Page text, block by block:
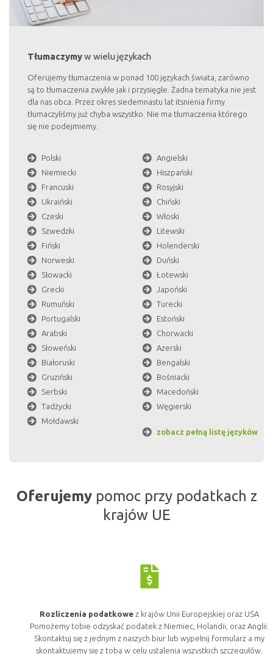
Tłumaczymyw wielu językach
Oferujemy tłumaczenia w ponad 100 językach świata, zarówno
są to tłumaczenia zwykłe jak i przysięgłe. Żadna tematyka nie jest
dla nas obca. Przez okres siedemnastu lat itsnienia firmy
tłumaczyliśmy już chyba wszystko. Nie ma tłumaczenia którego
się nie podejmiemy.
Polski
Angielski
Niemiecki
Hiszpański
Francuski
Rosyjski
Ukraiński
Chiński
Czeski
Włoski
Szwedzki
Litewski
Fiński
Holenderski
Norweski
Duński
Słowacki
Łotewski
Grecki
Japoński
Rumuński
Turecki
Portugalski
Estoński
Arabski
Chorwacki
Słoweński
Azerski
Białoruski
Bengalski
Gruziński
Bośniacki
Serbski
Macedoński
Tadżycki
Węgierski
Mołdawski
zobacz pełną listę języków
Oferujemypomoc przy podatkach z
krajów UE
Rozliczenia podatkowez krajów Unii Europejskiej oraz USA
Pomożemy tobie odzyskać podatek z Niemiec, Holandii, oraz Anglii.
Skontaktuj się z jednym z naszych biur lub wypełnij formularz a my
skontaktujemy się z tobą w celu ustalenia wszystkich szczegułów.